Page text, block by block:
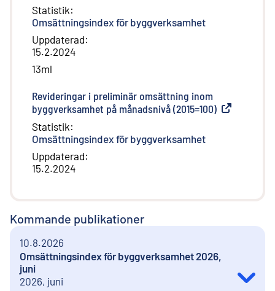
Statistik:
Omsättningsindex för byggverksamhet
Uppdaterad:
15.2.2024
13ml
Revideringar i preliminär omsättning inom
byggverksamhet på månadsnivå (2015=100) Extern länk
Statistik:
Omsättningsindex för byggverksamhet
Uppdaterad:
15.2.2024
Kommande publikationer
10.8.2026
Omsättningsindex för byggverksamhet 2026,
juni
2026, juni